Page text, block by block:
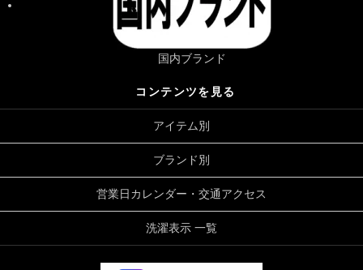
国内ブランド
コンテンツを見る
アイテム別
ブランド別
営業日カレンダー・交通アクセス
洗濯表示 一覧